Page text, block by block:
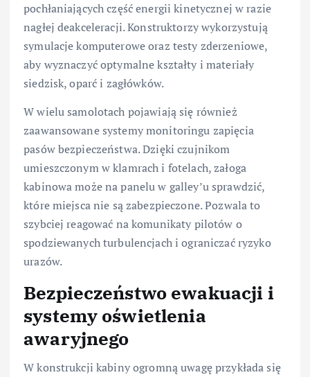
pochłaniających część energii kinetycznej w razie
nagłej deakceleracji. Konstruktorzy wykorzystują
symulacje komputerowe oraz testy zderzeniowe,
aby wyznaczyć optymalne kształty i materiały
siedzisk, oparć i zagłówków.
W wielu samolotach pojawiają się również
zaawansowane systemy monitoringu zapięcia
pasów bezpieczeństwa. Dzięki czujnikom
umieszczonym w klamrach i fotelach, załoga
kabinowa może na panelu w galley’u sprawdzić,
które miejsca nie są zabezpieczone. Pozwala to
szybciej reagować na komunikaty pilotów o
spodziewanych turbulencjach i ograniczać ryzyko
urazów.
Bezpieczeństwo ewakuacji i
systemy oświetlenia
awaryjnego
W konstrukcji kabiny ogromną uwagę przykłada się